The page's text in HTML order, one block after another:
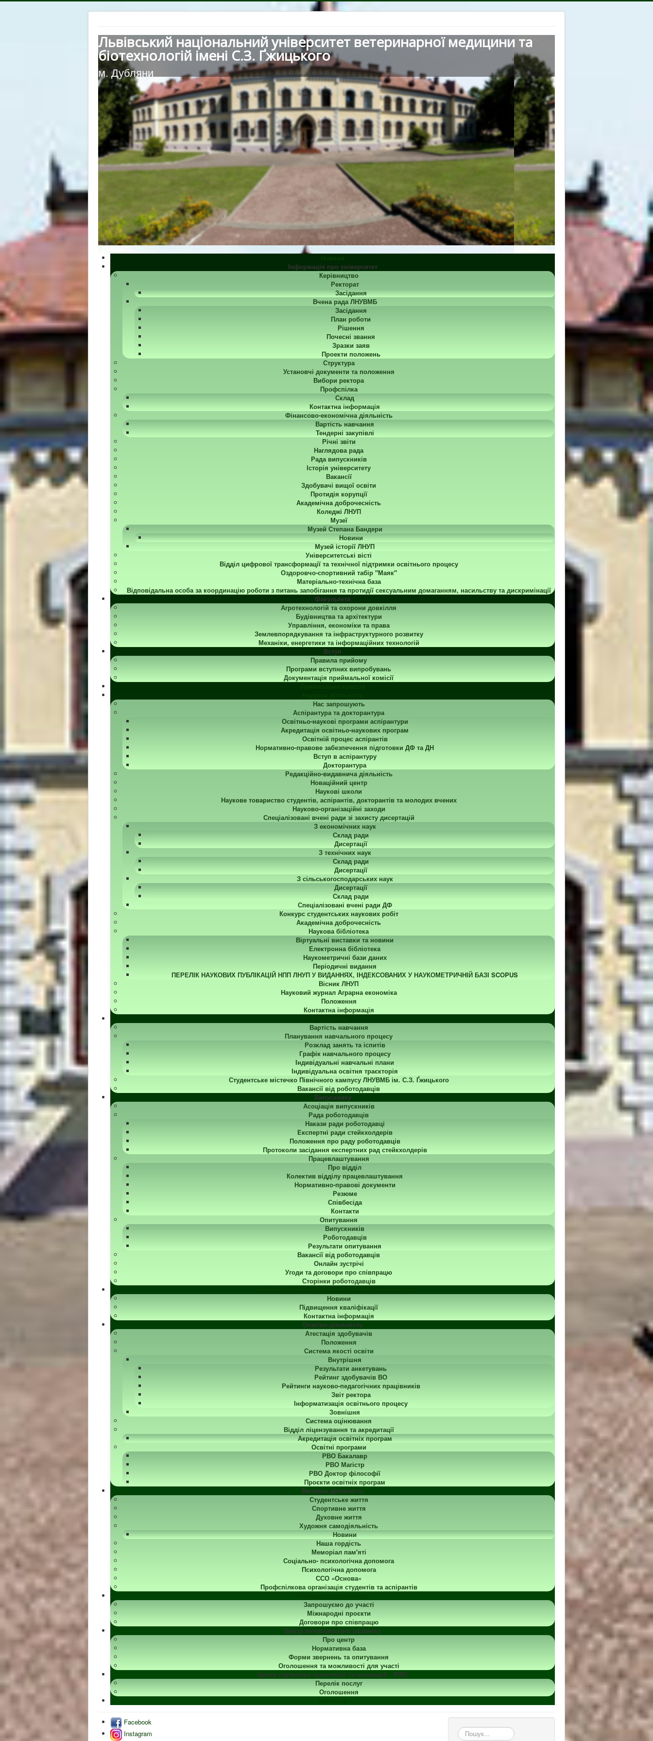
Львівський національний університет ветеринарної медицини та
біотехнологій імені С.З. Ґжицького
м. Дубляни
Інформація про університет
Керівництво
Ректорат
Засідання
Вчена рада ЛНУВМБ
Засідання
План роботи
Рішення
Почесні звання
Зразки заяв
Проекти положень
Структура
Установчі документи та положення
Вибори ректора
Профспілка
Склад
Контактна інформація
Фінансово-економічна діяльність
Вартість навчання
Тендерні закупівлі
Річні звіти
Наглядова рада
Рада випускників
Історія університету
Вакансії
Здобувачі вищої освіти
Протидія корупції
Академічна доброчесність
Коледжі ЛНУП
Музеї
Музей Степана Бандери
Новини
Музей історії ЛНУП
Університетські вісті
Відділ цифрової трансформації та технічної підтримки освітнього процесу
Оздоровчо-спортивний табір "Маяк"
Матеріально-технічна база
Відповідальна особа за координацію роботи з питань запобігання та протидії сексуальним домаганням, насильству та дискримінації
Факультети
Агротехнологій та охорони довкілля
Будівництва та архітектури
Управління, економіки та права
Землевпорядкування та інфраструктурного розвитку
Механіки, енергетики та інформаційних технологій
Вступ
Правила прийому
Програми вступних випробувань
Документація приймальної комісії
Нас запрошують
Аспірантура та докторантура
Освітньо-наукові програми аспірантури
Акредитація освітньо-наукових програм
Освітній процес аспірантів
Нормативно-правове забезпечення підготовки ДФ та ДН
Вступ в аспірантуру
Докторантура
Редакційно-видавнича діяльність
Новаційний центр
Наукові школи
Наукове товариство студентів, аспірантів, докторантів та молодих вчених
Науково-організаційні заходи
Спеціалізовані вчені ради зі захисту дисертацій
З економічних наук
Склад ради
Дисертації
З технічних наук
Склад ради
Дисертації
З сільськогосподарських наук
Дисертації
Склад ради
Спеціалізовані вчені ради ДФ
Конкурс студентських наукових робіт
Академічна доброчесність
Наукова бібліотека
Віртуальні виставки та новини
Електронна бібліотека
Наукометричні бази даних
Періодичні видання
ПЕРЕЛІК НАУКОВИХ ПУБЛІКАЦІЙ НПП ЛНУП У ВИДАННЯХ, ІНДЕКСОВАНИХ У НАУКОМЕТРИЧНІЙ БАЗІ SCOPUS
Вісник ЛНУП
Науковий журнал Аграрна економіка
Положення
Контактна інформація
Вартість навчання
Планування навчального процесу
Розклад занять та іспитів
Графік навчального процесу
Індивідуальні навчальні плани
Індивідуальна освітня траєкторія
Студентське містечко Північного кампусу ЛНУВМБ ім. С.З. Ґжицького
Вакансії від роботодавців
Випускнику
Асоціація випускників
Рада роботодавців
Накази ради роботодавці
Експертні ради стейкхолдерів
Положення про раду роботодавців
Протоколи засідання експертних рад стейкхолдерів
Працевлаштування
Про відділ
Колектив відділу працевлаштування
Нормативно-правові документи
Резюме
Співбесіда
Контакти
Опитування
Випускників
Роботодавців
Результати опитування
Вакансії від роботодавців
Онлайн зустрічі
Угоди та договори про співпрацю
Сторінки роботодавців
Новини
Підвищення кваліфікації
Контактна інформація
Освітня діяльність
Атестація здобувачів
Положення
Система якості освіти
Внутрішня
Результати анкетувань
Рейтинг здобувачів ВО
Рейтинги науково-педагогічних працівників
Звіт ректора
Інформатизація освітнього процесу
Зовнішня
Система оцінювання
Відділ ліцензування та акредитації
Акредитація освітніх програм
Освітні програми
РВО Бакалавр
РВО Магістр
РВО Доктор філософії
Проєкти освітніх програм
Виховна діяльність
Студентське життя
Спортивне життя
Духовне життя
Художня самодіяльність
Новини
Наша гордість
Меморіал пам'яті
Соціально- психологічна допомога
Психологічна допомога
ССО «Основа»
Профспілкова організація студентів та аспірантів
Запрошуємо до участі
Міжнародні проєкти
Договори про співпрацю
Центр ветеранського розвитку
Про центр
Нормативна база
Форми звернень та опитування
Оголошення та можливості для участі
Центр підтримки технологій та інновацій - TISC
Перелік послуг
Оголошення
Facebook
Instagram
пошук